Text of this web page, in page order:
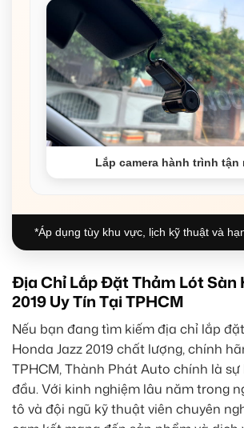
Lắp camera hành trình tận
*Áp dụng tùy khu vực, lịch kỹ thuật và
Địa Chỉ Lắp Đặt Thảm Lót Sàn
2019 Uy Tín Tại TPHCM
Nếu bạn đang tìm kiếm địa chỉ lắp
Honda Jazz 2019 chất lượng, chính
TPHCM, Thành Phát Auto chính là
đầu. Với kinh nghiệm lâu năm trong
tô và đội ngũ kỹ thuật viên chuyên